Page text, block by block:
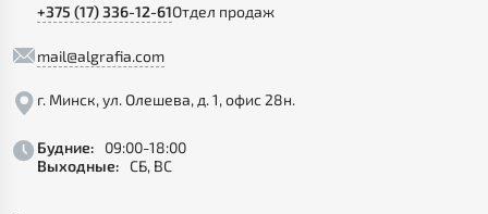
+375 (17) 336-12-61Отдел продаж
mail@algrafia.com
г. Минск, ул. Олешева, д. 1, офис 28н.
Будние:
09:00-18:00
Выходные: СБ, ВС